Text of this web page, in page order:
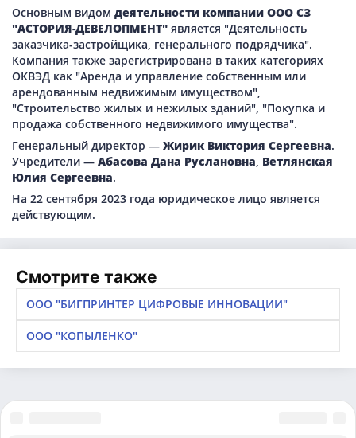
Основным видом деятельности компании ООО СЗ
"АСТОРИЯ-ДЕВЕЛОПМЕНТ" является "Деятельность
заказчика-застройщика, генерального подрядчика".
Компания также зарегистрирована в таких категориях
ОКВЭД как "Аренда и управление собственным или
арендованным недвижимым имуществом",
"Строительство жилых и нежилых зданий", "Покупка и
продажа собственного недвижимого имущества".
Генеральный директор — Жирик Виктория Сергеевна.
Учредители — Абасова Дана Руслановна, Ветлянская
Юлия Сергеевна.
На 22 сентября 2023 года юридическое лицо является
действующим.
Смотрите также
ООО "БИГПРИНТЕР ЦИФРОВЫЕ ИННОВАЦИИ"
ООО "КОПЫЛЕНКО"